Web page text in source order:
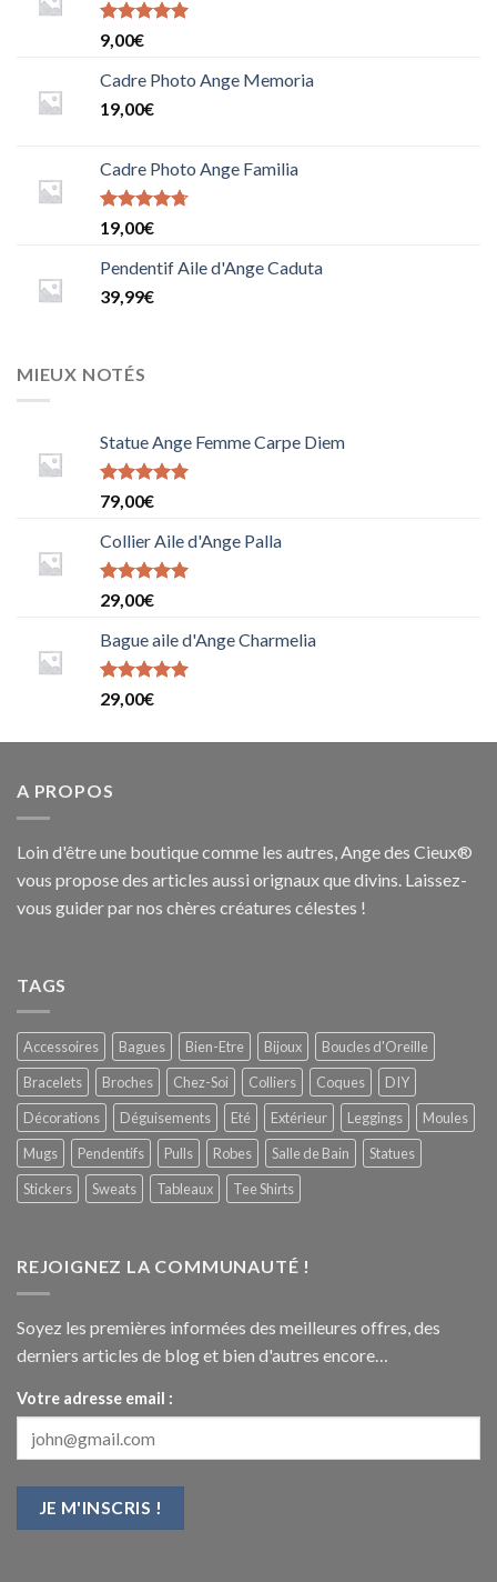
Note
5.0000000000000000
sur 5
9,00€
Cadre Photo Ange Memoria
19,00€
Cadre Photo Ange Familia
Note
4.6666666666666667
sur 5
19,00€
Pendentif Aile d'Ange Caduta
39,99€
MIEUX NOTÉS
Statue Ange Femme Carpe Diem
Note
5.0000000000000000
sur 5
79,00€
Collier Aile d'Ange Palla
Note5sur
29,00€
Bague aile d'Ange Charmelia
Note
5.0000000000000000
29,00€
A PROPOS
Loin d'être une boutique comme les autres, Ange des Cieux®
vous propose des articles aussi orignaux que divins. Laissez-
vous guider par nos chères créatures célestes !
TAGS
Accessoires Bagues Bien-Etre Bijoux
Boucles d'Oreille
Bracelets
Broches Chez-Soi Colliers Coques
DIY
Décorations
Déguisements Eté Extérieur Leggings
Moules
Mugs
Pendentifs Pulls Robes Salle de Bain
Statues
Stickers
Sweats Tableaux Tee Shirts
REJOIGNEZ LA COMMUNAUTÉ !
Soyez les premières informées des meilleures offres, des
derniers articles de blog et bien d'autres encore…
Votre adresse email :